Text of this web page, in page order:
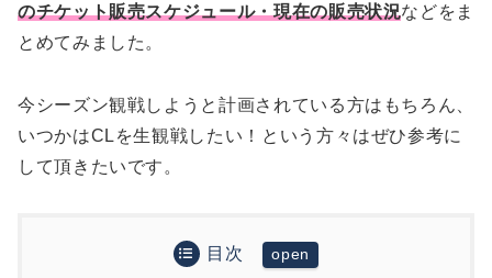
のチケット販売スケジュール・現在の販売状況などをま
とめてみました。
今シーズン観戦しようと計画されている方はもちろん、
いつかはCLを生観戦したい！という方々はぜひ参考に
して頂きたいです。
目次